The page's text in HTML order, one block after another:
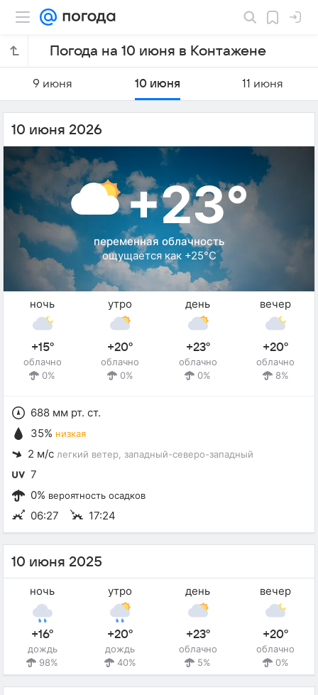
Погода на 10 июня в Контажене
9 июня 10 июня 11 июня
10 июня 2026
+23°
переменная облачность
ощущается как +25°C
ночь
+15°
облачно
0%
утро
+20°
облачно
0%
день
+23°
облачно
0%
вечер
+20°
облачно
8%
688 мм рт. ст.
35% низкая
2 м/с легкий ветер , западный-северо-западный
7
0% вероятность осадков
06:27 17:24
10 июня 2025
ночь
+16°
дождь
98%
утро
+20°
дождь
40%
день
+23°
облачно
5%
вечер
+20°
облачно
0%